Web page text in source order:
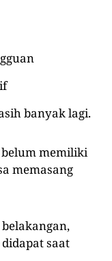
banyak lagi.
belum memiliki
memasang
saat